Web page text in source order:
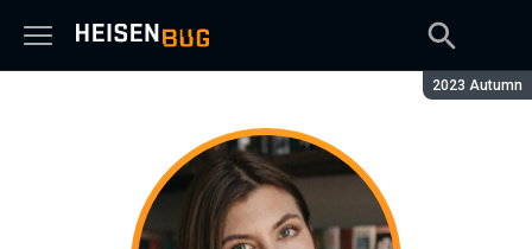
Сезон:
2023 Autumn